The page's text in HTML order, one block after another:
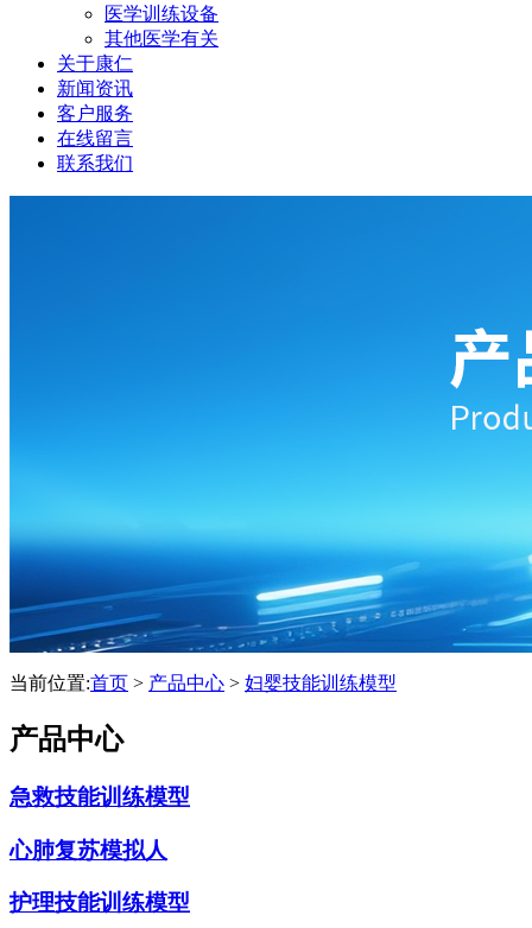
医学训练设备
其他医学有关
关于康仁
新闻资讯
客户服务
在线留言
联系我们
当前位置:首页 > 产品中心 > 妇婴技能训练模型
产品中心
急救技能训练模型
心肺复苏模拟人
护理技能训练模型